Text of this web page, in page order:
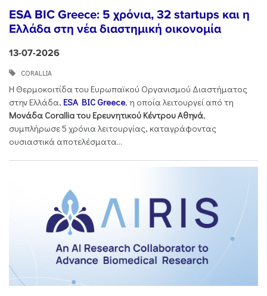
ESA BIC Greece: 5 χρόνια, 32 startups και η
Ελλάδα στη νέα διαστημική οικονομία
13-07-2026
CORALLIA
Η Θερμοκοιτίδα του Ευρωπαϊκού Οργανισμού Διαστήματος
στην Ελλάδα, ESA BIC Greece, η οποία λειτουργεί από τη
Μονάδα Corallia του Ερευνητικού Κέντρου Αθηνά,
συμπλήρωσε 5 χρόνια λειτουργίας, καταγράφοντας
ουσιαστικά αποτελέσματα...